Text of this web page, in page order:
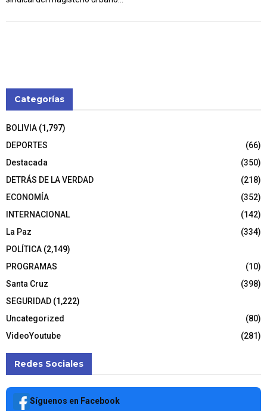
Categorías
BOLIVIA (1,797)
DEPORTES
(66)
Destacada
(350)
DETRÁS DE LA VERDAD
(218)
ECONOMÍA
(352)
INTERNACIONAL
(142)
La Paz
(334)
POLÍTICA (2,149)
PROGRAMAS
(10)
Santa Cruz
(398)
SEGURIDAD (1,222)
Uncategorized
(80)
VideoYoutube
(281)
Redes Sociales
Síguenos en Facebook